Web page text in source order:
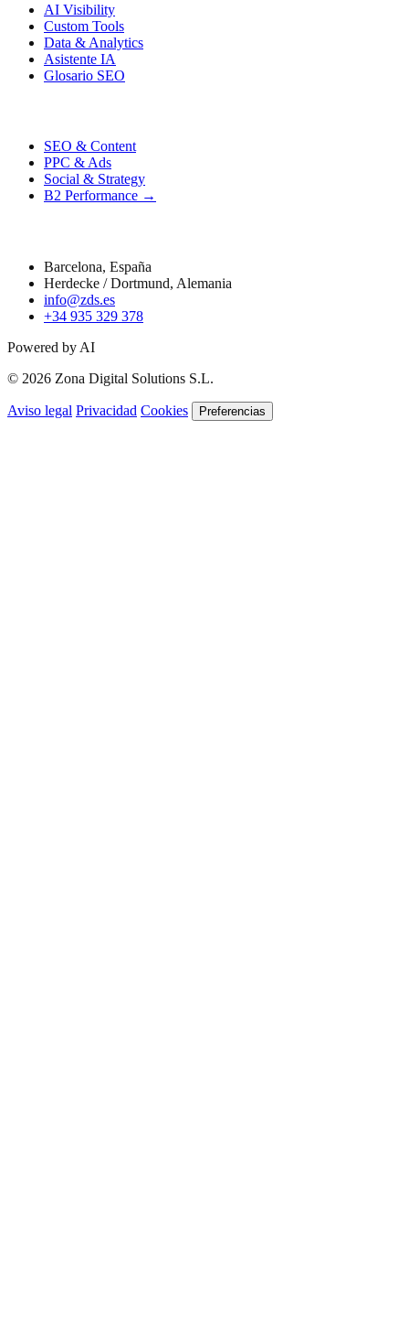
AI Visibility
Custom Tools
Data & Analytics
Asistente IA
Glosario SEO
SEO & Content
PPC & Ads
Social & Strategy
B2 Performance →
Barcelona, España
Herdecke / Dortmund, Alemania
info@zds.es
+34 935 329 378
Powered by AI
© 2026 Zona Digital Solutions S.L.
Aviso legal Privacidad Cookies Preferencias